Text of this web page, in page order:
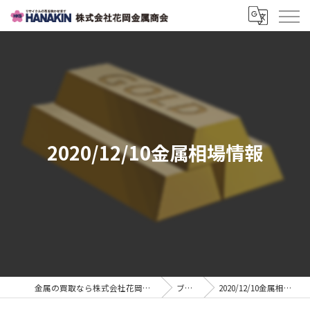
2020/12/10金属相場情報
金属の買取なら株式会社花岡金属商会 ブログ 2020/12/10金属相場情報